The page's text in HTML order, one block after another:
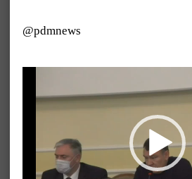
@pdmnews